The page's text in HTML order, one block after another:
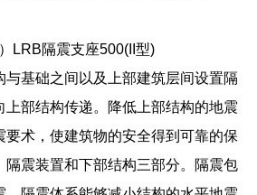
）LRB隔震支座500(II型)
与基础之间以及上部建筑层间设置隔
上部结构传递。降低上部结构的地震
要术，使建筑物的安全得到可靠的保
隔震装置和下部结构三部分。隔震包